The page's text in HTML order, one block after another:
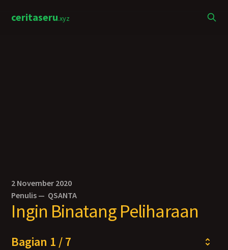
ceritaseru.xyz
2 November 2020
Penulis — QSANTA
Ingin Binatang Peliharaan
Bagian 1 / 7